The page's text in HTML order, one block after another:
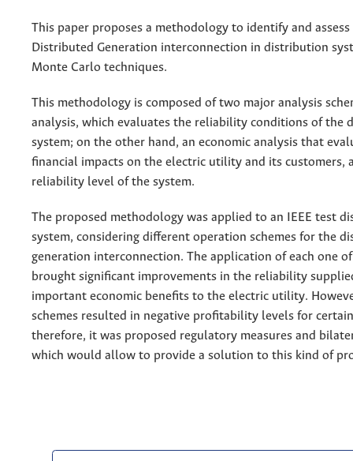
This paper proposes a methodology to identify and
Distributed Generation interconnection in distribution
Monte Carlo techniques.
This methodology is composed of two major analysis
analysis, which evaluates the reliability conditions of the
system; on the other hand, an economic analysis that
financial impacts on the electric utility and its customers,
reliability level of the system.
The proposed methodology was applied to an IEEE test
system, considering different operation schemes for the
generation interconnection. The application of each one of
brought significant improvements in the reliability
important economic benefits to the electric utility.
schemes resulted in negative profitability levels for
therefore, it was proposed regulatory measures and
which would allow to provide a solution to this kind of